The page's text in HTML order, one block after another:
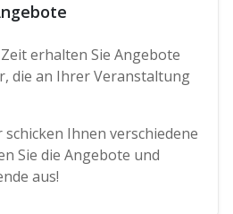
erhalten Sie Angebote
die an Ihrer Veranstaltung
Ihnen verschiedene
Sie die Angebote und
aus!